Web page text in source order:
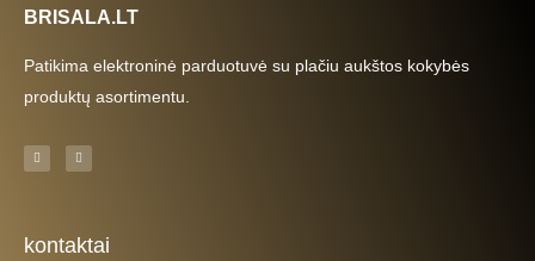
BRISALA.LT
Patikima elektroninė parduotuvė su plačiu aukštos kokybės
produktų asortimentu.
F
a
c
-
f
I
n
s
m
kontaktai